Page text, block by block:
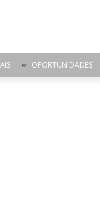
OPORTUNIDADES